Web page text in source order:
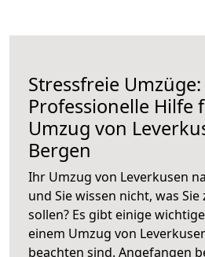
Stressfreie Umzüge:
Professionelle Hilfe
Umzug von
Bergen
Ihr Umzug von Leverkusen
und Sie wissen nicht, was
sollen? Es gibt einige
einem Umzug von
beachten sind. Angefangen